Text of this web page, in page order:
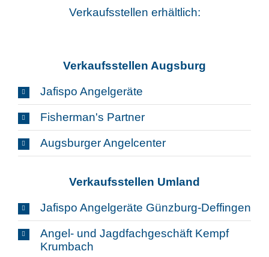
Verkaufsstellen erhältlich:
Verkaufsstellen Augsburg
Jafispo Angelgeräte
Fisherman's Partner
Augsburger Angelcenter
Verkaufsstellen Umland
Jafispo Angelgeräte Günzburg-Deffingen
Angel- und Jagdfachgeschäft Kempf
Krumbach